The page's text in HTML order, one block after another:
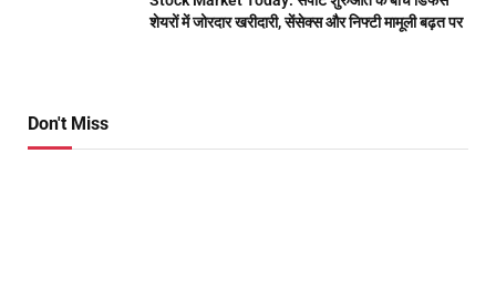
शेयरों में जोरदार खरीदारी, सेंसेक्स और निफ्टी मामूली बढ़त पर
Don't Miss